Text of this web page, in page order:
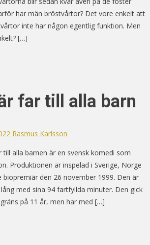
har män bröstvårtor? Det vore enkelt att
inte har någon egentlig funktion. Men
[…]
far till alla barn
Rasmus Karlsson
alla barnen är en svensk komedi som
Produktionen är inspelad i Sverige, Norge
biopremiär den 26 november 1999. Den är
med sina 94 fartfyllda minuter. Den gick
på 11 år, men har med […]